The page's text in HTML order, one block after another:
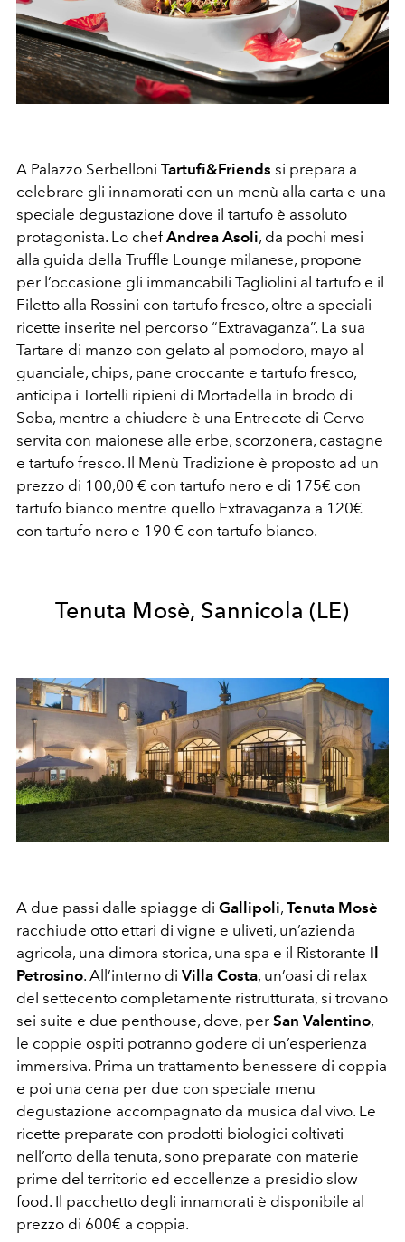
A Palazzo Serbelloni Tartufi&Friends si prepara a
celebrare gli innamorati con un menù alla carta e una
speciale degustazione dove il tartufo è assoluto
protagonista. Lo chefAndrea Asoli, da pochi mesi
alla guida della Truffle Lounge milanese, propone
per l’occasione gli immancabili Tagliolini al tartufo e il
Filetto alla Rossini con tartufo fresco, oltre a speciali
ricette inserite nel percorso “Extravaganza”. La sua
Tartare di manzo con gelato al pomodoro, mayo al
guanciale, chips, pane croccante e tartufo fresco,
anticipa i Tortelli ripieni di Mortadella in brodo di
Soba, mentre a chiudere è una Entrecote di Cervo
servita con maionese alle erbe, scorzonera, castagne
e tartufo fresco. Il Menù Tradizione è proposto ad un
prezzo di 100,00 € con tartufo nero e di 175€ con
tartufo bianco mentre quello Extravaganza a 120€
con tartufo nero e 190 € con tartufo bianco.
Tenuta Mosè, Sannicola (LE)
A due passi dalle spiagge di Gallipoli, Tenuta Mosè
racchiude otto ettari di vigne e uliveti, un’azienda
agricola, una dimora storica, una spa e il Ristorante Il
Petrosino. All’interno di Villa Costa, un’oasi di relax
del settecento completamente ristrutturata, si trovano
sei suite e due penthouse, dove, per San Valentino,
le coppie ospiti potranno godere di un’esperienza
immersiva. Prima un trattamento benessere di coppia
e poi una cena per due con speciale menu
degustazione accompagnato da musica dal vivo. Le
ricette preparate con prodotti biologici coltivati
nell’orto della tenuta, sono preparate con materie
prime del territorio ed eccellenze a presidio slow
food. Il pacchetto degli innamorati è disponibile al
prezzo di 600€ a coppia.